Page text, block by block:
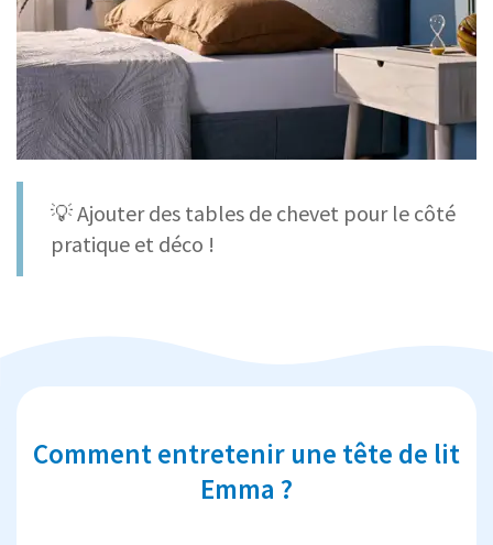
💡 Ajouter des tables de chevet pour le côté
pratique et déco !
Comment entretenir une tête de lit
Emma ?